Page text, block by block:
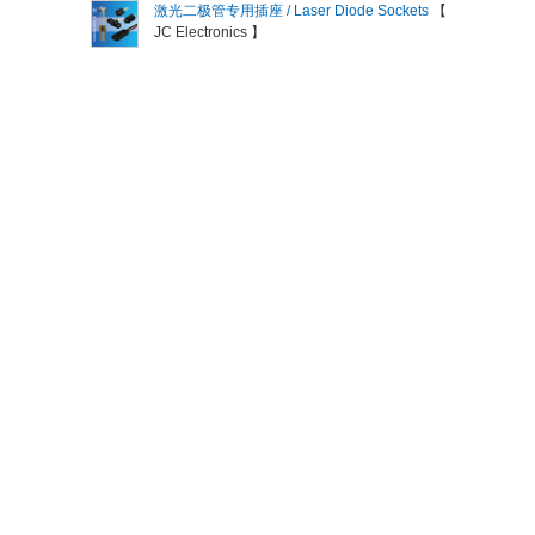
激光二极管专用插座 / Laser Diode Sockets
【
JC Electronics 】